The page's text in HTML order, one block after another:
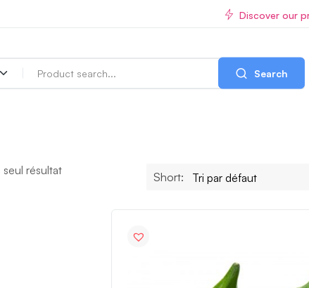
Discover our
Search
seul résultat Short: